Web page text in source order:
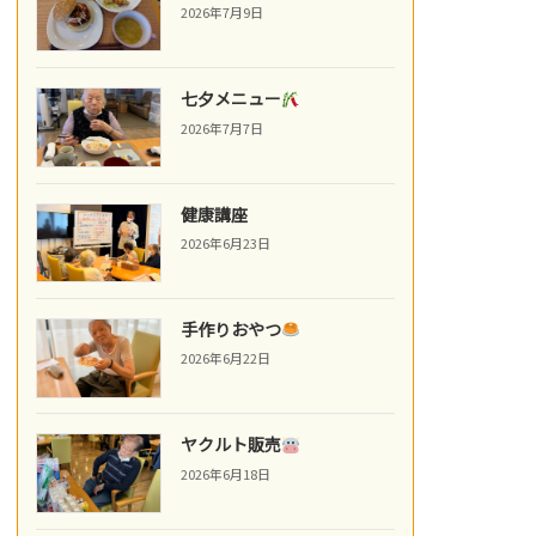
2026年7月9日
七夕メニュー
2026年7月7日
健康講座
2026年6月23日
手作りおやつ
2026年6月22日
ヤクルト販売
2026年6月18日